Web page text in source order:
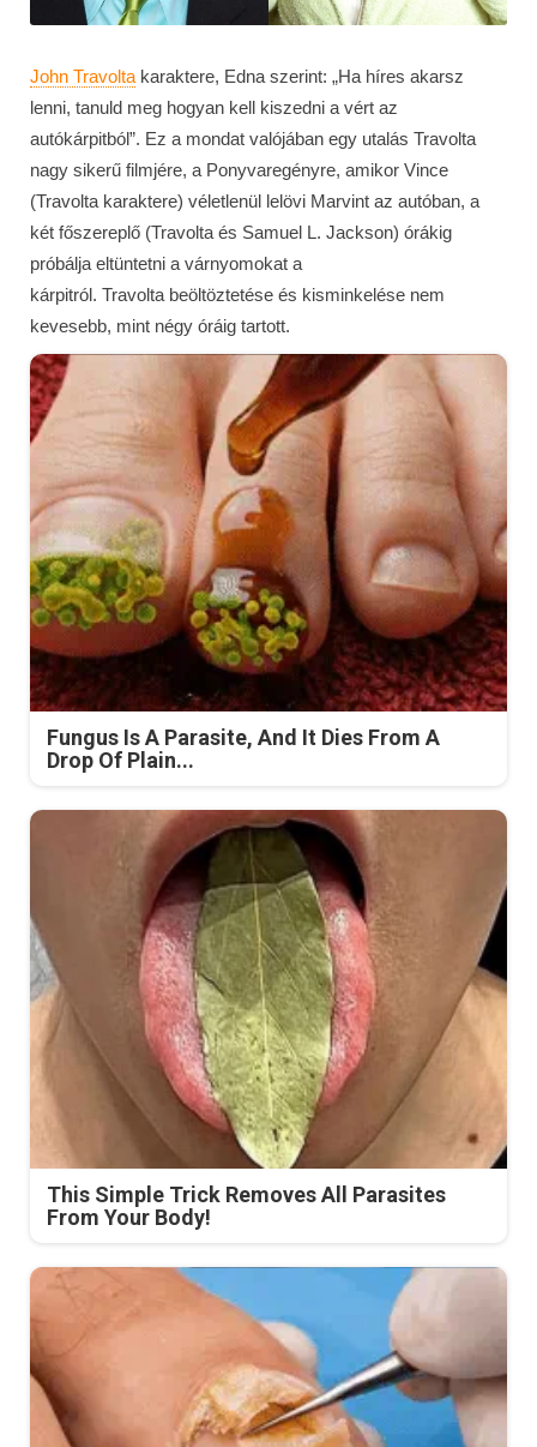
John Travolta karaktere, Edna szerint: „Ha híres akarsz
lenni, tanuld meg hogyan kell kiszedni a vért az
autókárpitból”. Ez a mondat valójában egy utalás Travolta
nagy sikerű filmjére, a Ponyvaregényre, amikor Vince
(Travolta karaktere) véletlenül lelövi Marvint az autóban, a
két főszereplő (Travolta és Samuel L. Jackson) órákig
próbálja eltüntetni a várnyomokat a
kárpitról. Travolta beöltöztetése és kisminkelése nem
kevesebb, mint négy óráig tartott.
Fungus Is A Parasite, And It Dies From A
Drop Of Plain...
This Simple Trick Removes All Parasites
From Your Body!